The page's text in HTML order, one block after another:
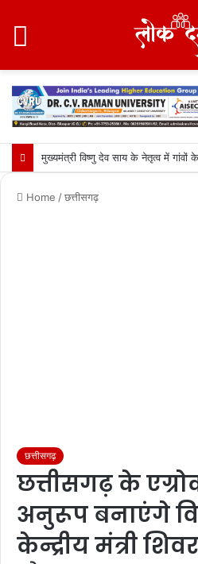
Home /छत्तीसगढ़
छत्तीसगढ़
छत्तीसगढ़ के
अनुरूप बनाएंगे
केन्द्रीय मंत्री